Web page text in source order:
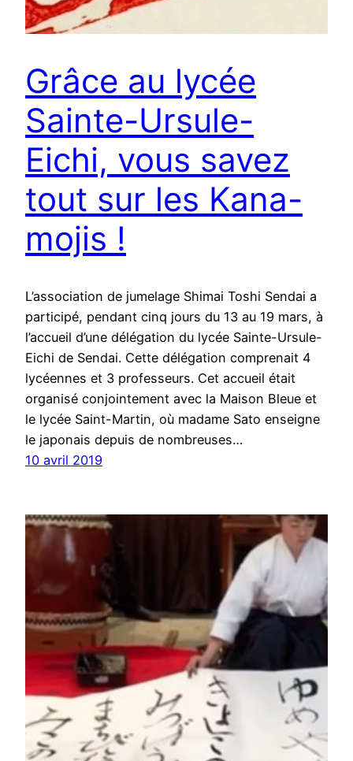
Grâce au lycée
Sainte-Ursule-
Eichi, vous savez
tout sur les Kana-
mojis !
L’association de jumelage Shimai Toshi Sendai a
participé, pendant cinq jours du 13 au 19 mars, à
l’accueil d’une délégation du lycée Sainte-Ursule-
Eichi de Sendai. Cette délégation comprenait 4
lycéennes et 3 professeurs. Cet accueil était
organisé conjointement avec la Maison Bleue et
le lycée Saint-Martin, où madame Sato enseigne
le japonais depuis de nombreuses…
10 avril 2019